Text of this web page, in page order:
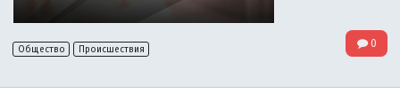
Общество Происшествия 0